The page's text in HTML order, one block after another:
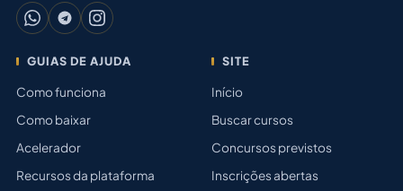
GUIAS DE AJUDA
Como funciona
Como baixar
Acelerador
Recursos da plataforma
SITE
Início
Buscar cursos
Concursos previstos
Inscrições abertas